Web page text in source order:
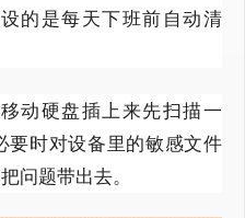
的是每天下班前自动清
动硬盘插上来先扫描一
要时对设备里的敏感文件
问题带出去。